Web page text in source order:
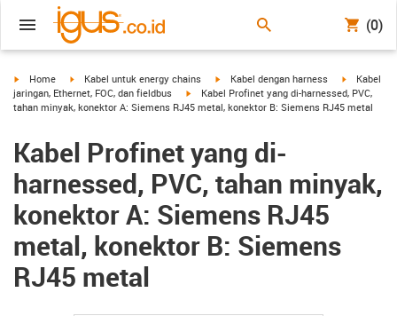
(0)
igus-icon-arrow-right
Home igus-icon-arrow-right
Kabel untuk energy chains igus-icon-arrow-right
Kabel dengan harness igus-icon-
Kabel
jaringan, Ethernet, FOC, dan fieldbus
igus-icon-arrow-right
Kabel Profinet yang di-harnessed, PVC,
tahan minyak, konektor A: Siemens RJ45 metal, konektor B: Siemens RJ45 metal
Kabel Profinet yang di-
harnessed, PVC, tahan minyak,
konektor A: Siemens RJ45
metal, konektor B: Siemens
RJ45 metal